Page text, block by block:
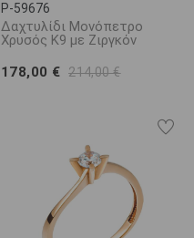
P-59676
Δαχτυλίδι Μονόπετρο
Χρυσός Κ9 με Ζιργκόν
178,00 € 214,00 €